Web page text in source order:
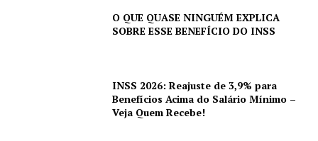
O QUE QUASE NINGUÉM EXPLICA
SOBRE ESSE BENEFÍCIO DO INSS
INSS 2026: Reajuste de 3,9% para
Benefícios Acima do Salário Mínimo –
Veja Quem Recebe!